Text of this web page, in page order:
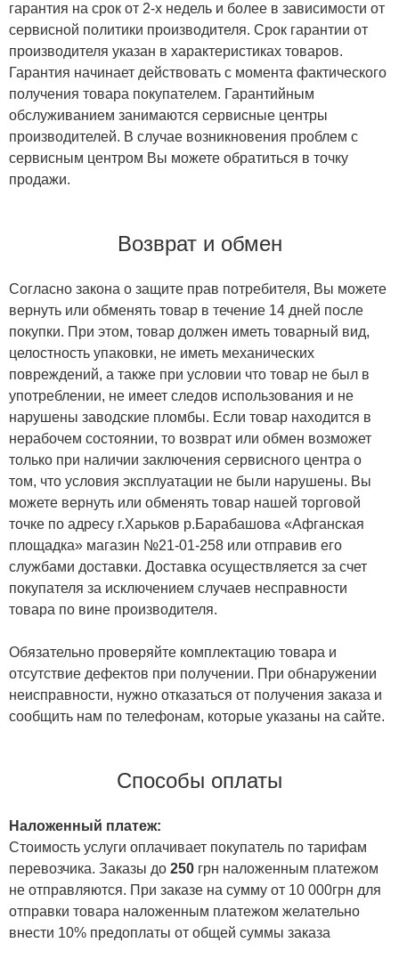
гарантия на срок от 2-х недель и более в зависимости от
сервисной политики производителя. Срок гарантии от
производителя указан в характеристиках товаров.
Гарантия начинает действовать с момента фактического
получения товара покупателем. Гарантийным
обслуживанием занимаются сервисные центры
производителей. В случае возникновения проблем с
сервисным центром Вы можете обратиться в точку
продажи.
Возврат и обмен
Согласно закона о защите прав потребителя, Вы можете
вернуть или обменять товар в течение 14 дней после
покупки. При этом, товар должен иметь товарный вид,
целостность упаковки, не иметь механических
повреждений, а также при условии что товар не был в
употреблении, не имеет следов использования и не
нарушены заводские пломбы. Если товар находится в
нерабочем состоянии, то возврат или обмен возможет
только при наличии заключения сервисного центра о
том, что условия эксплуатации не были нарушены. Вы
можете вернуть или обменять товар нашей торговой
точке по адресу г.Харьков р.Барабашова «Афганская
площадка» магазин №21-01-258 или отправив его
службами доставки. Доставка осуществляется за счет
покупателя за исключением случаев несправности
товара по вине производителя.
Обязательно проверяйте комплектацию товара и
отсутствие дефектов при получении. При обнаружении
неисправности, нужно отказаться от получения заказа и
сообщить нам по телефонам, которые указаны на сайте.
Способы оплаты
Наложенный платеж:
Стоимость услуги оплачивает покупатель по тарифам
перевозчика. Заказы до 250 грн наложенным платежом
не отправляются. При заказе на сумму от 10 000грн для
отправки товара наложенным платежом желательно
внести 10% предоплаты от общей суммы заказа